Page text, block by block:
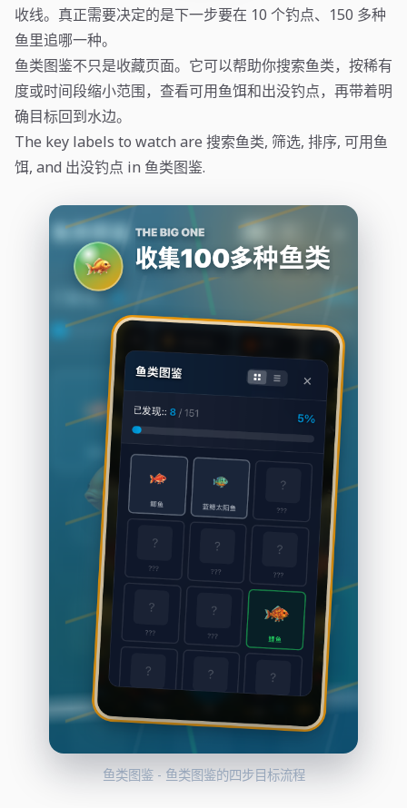
收线。真正需要决定的是下一步要在 10 个钓点、150 多种
鱼里追哪一种。
鱼类图鉴不只是收藏页面。它可以帮助你搜索鱼类，按稀有
度或时间段缩小范围，查看可用鱼饵和出没钓点，再带着明
确目标回到水边。
The key labels to watch are 搜索鱼类, 筛选, 排序, 可用鱼
饵, and 出没钓点 in 鱼类图鉴.
鱼类图鉴 - 鱼类图鉴的四步目标流程